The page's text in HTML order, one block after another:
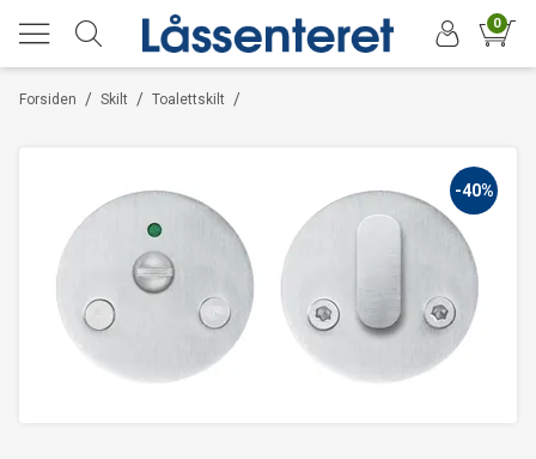
0
/
Forsiden /
Skilt /
Toalettskilt
-40%